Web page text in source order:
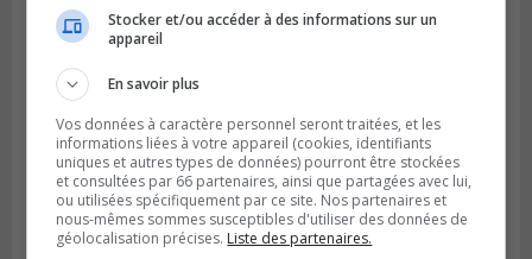
BOUCHERVILLE
Publié le 13 juillet 2026 à 10h43
Boucherville et le CSSP discutent d’une
Planification scolaire
Stocker et/ou accéder à des informations sur un
appareil
En savoir plus
Vos données à caractère personnel seront traitées, et les
informations liées à votre appareil (cookies, identifiants
uniques et autres types de données) pourront être stockées
et consultées par 66 partenaires, ainsi que partagées avec lui,
ou utilisées spécifiquement par ce site. Nos partenaires et
nous-mêmes sommes susceptibles d'utiliser des données de
géolocalisation précises. Liste des partenaires.